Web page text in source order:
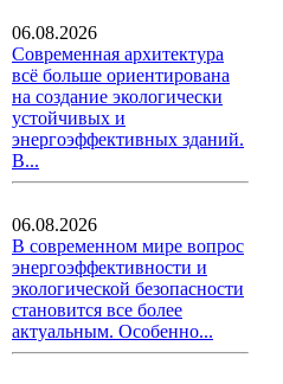
06.08.2026
Современная архитектура
всё больше ориентирована
на создание экологически
устойчивых и
энергоэффективных зданий.
В...
06.08.2026
В современном мире вопрос
энергоэффективности и
экологической безопасности
становится все более
актуальным. Особенно...